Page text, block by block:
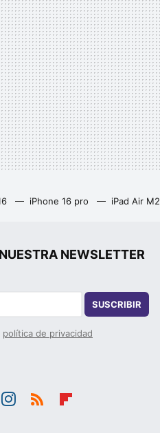
iPhone 16 pro iPad Air
NEWSLETTER
SUSCRIBIR
política de privacidad